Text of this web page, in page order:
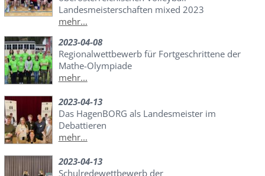
Landesmeisterschaften mixed 2023
mehr...
2023-04-08
Regionalwettbewerb für Fortgeschrittene der
Mathe-Olympiade
mehr...
2023-04-13
Das HagenBORG als Landesmeister im
Debattieren
mehr...
2023-04-13
Schulredewettbewerb der